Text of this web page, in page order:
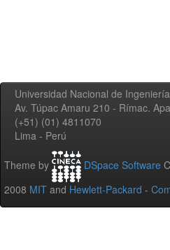
Universidad Nacional de
Av. Túpac Amaru 210 - Rímac.
(+51) (01) 4811070
Lima - Perú
Theme by DSpace Software
2008 MIT and Hewlett-Packard -